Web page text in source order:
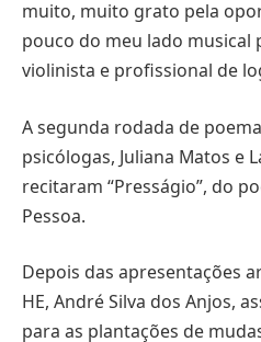
muito, muito grato pela
pouco do meu lado musical
violinista e profissional de
A segunda rodada de
psicólogas, Juliana Matos e
recitaram “Presságio”, do
Pessoa.
Depois das apresentações
HE, André Silva dos Anjos,
para as plantações de